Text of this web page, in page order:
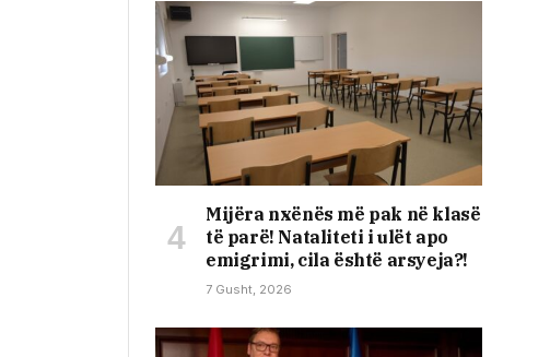
Mijëra nxënës më pak në klasë
të parë! Nataliteti i ulët apo
emigrimi, cila është arsyeja?!
7 Gusht, 2026